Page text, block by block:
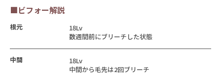
■ビフォー解説
根元
18Lv
数週間前にブリーチした状態
中間
18Lv
中間から毛先は2回ブリーチ